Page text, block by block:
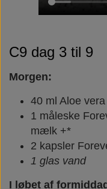
C9 dag 3 til 9
Morgen:
40 ml Aloe
1 måleske
mælk +*
2 kapsler
1 glas vand
I løbet af